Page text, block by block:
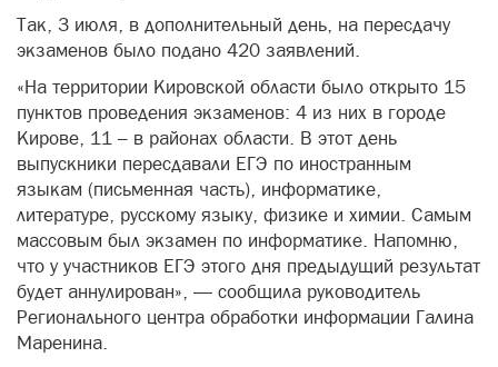
Так, 3 июля, в дополнительный день, на пересдачу
экзаменов было подано 420 заявлений.
«На территории Кировской области было открыто 15
пунктов проведения экзаменов: 4 из них в городе
Кирове, 11 – в районах области. В этот день
выпускники пересдавали ЕГЭ по иностранным
языкам (письменная часть), информатике,
литературе, русскому языку, физике и химии. Самым
массовым был экзамен по информатике. Напомню,
что у участников ЕГЭ этого дня предыдущий результат
будет аннулирован», — сообщила руководитель
Регионального центра обработки информации Галина
Маренина.